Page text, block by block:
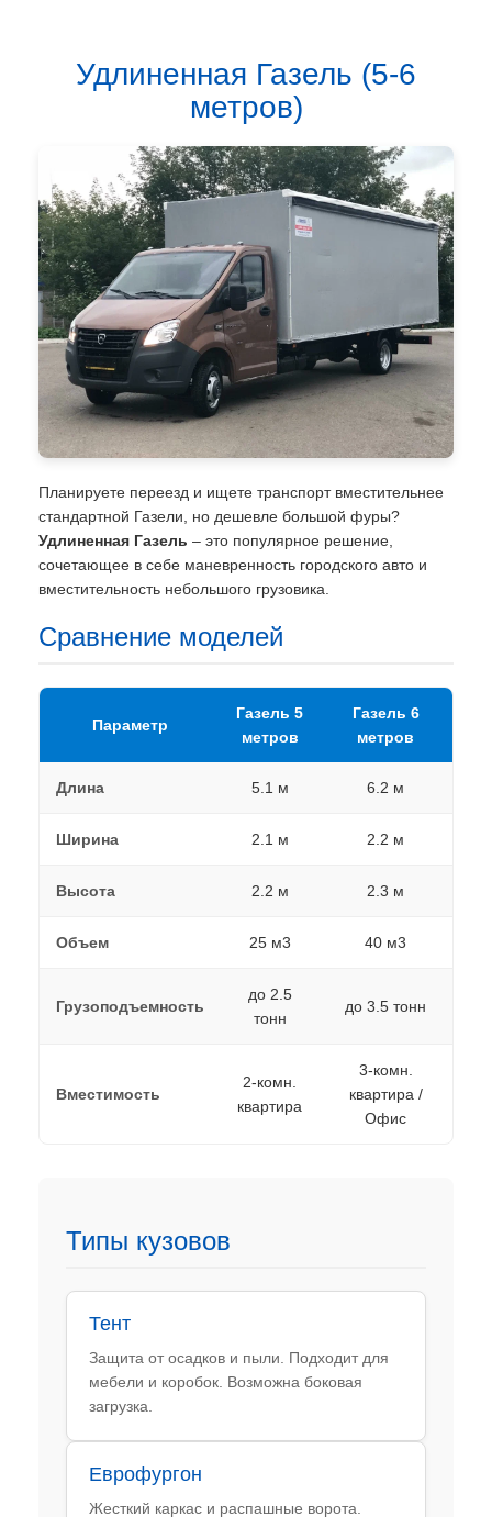
Удлиненная Газель (5-6
метров)
Планируете переезд и ищете транспорт вместительнее
стандартной Газели, но дешевле большой фуры?
Удлиненная Газель – это популярное решение,
сочетающее в себе маневренность городского авто и
вместительность небольшого грузовика.
Сравнение моделей
Параметр
Газель 5
метров
Газель 6
метров
Длина 5.1 м 6.2 м
Ширина 2.1 м 2.2 м
Высота 2.2 м 2.3 м
Объем 25 м3 40 м3
Грузоподъемность
до 2.5
тонн
до 3.5 тонн
Вместимость
2-комн.
квартира
3-комн.
квартира /
Офис
Типы кузовов
Тент
Защита от осадков и пыли. Подходит для
мебели и коробок. Возможна боковая
загрузка.
Еврофургон
Жесткий каркас и распашные ворота.